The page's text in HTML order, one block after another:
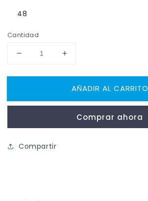
48
Cantidad
Reducir
para
Amateur
Aumentar
para
RENO
Amateur
AÑADIR AL CARRITO
Comprar ahora
Compartir